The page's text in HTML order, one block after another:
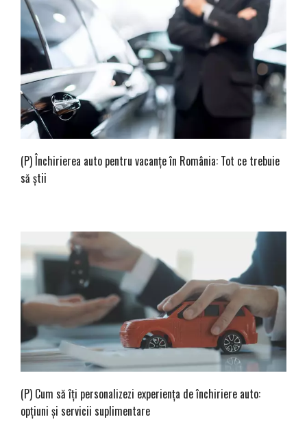
(P) Închirierea auto pentru vacanțe în România: Tot ce trebuie
să știi
(P) Cum să îți personalizezi experiența de închiriere auto:
opțiuni și servicii suplimentare